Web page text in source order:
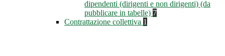
dipendenti (dirigenti e non dirigenti) (da
pubblicare in tabelle) 7
Contrattazione collettiva 1